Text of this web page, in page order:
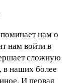
нам о
нам войти в
сложную
в наших более
И первая